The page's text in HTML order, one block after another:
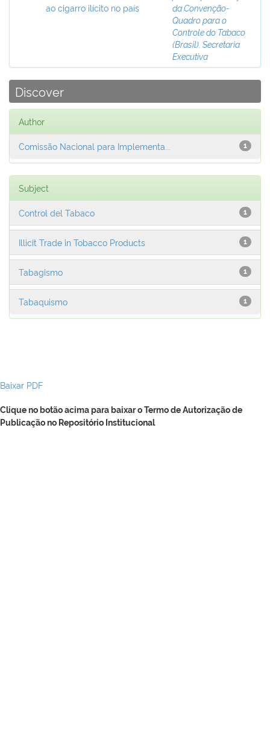
ao cigarro ilícito no país
da Convenção-
Quadro para o
Controle do Tabaco
(Brasil). Secretaria
Executiva
Discover
Author
1
Comissão Nacional para Implementa...
Subject
1
Control del Tabaco
1
Illicit Trade in Tobacco Products
1
Tabagismo
1
Tabaquismo
Baixar PDF
Clique no botão acima para baixar o Termo de Autorização de
Publicação no Repositório Institucional